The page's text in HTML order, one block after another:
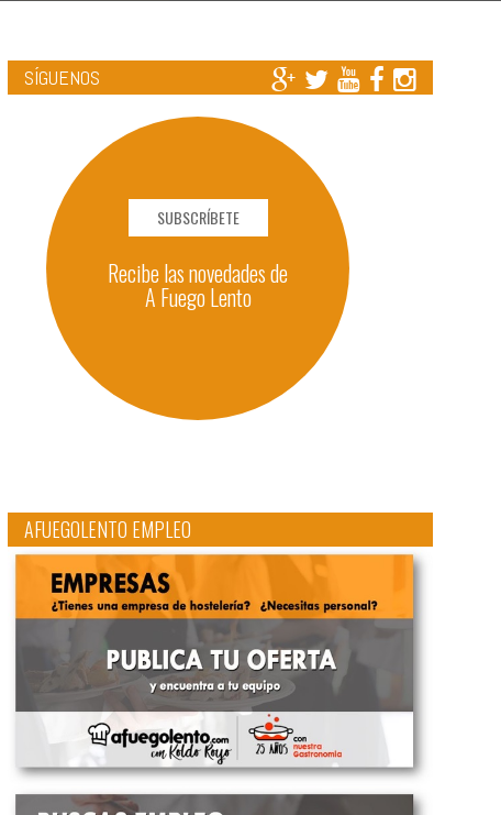
SÍGUENOS
SUBSCRÍBETE
Recibe las novedades de
A Fuego Lento
AFUEGOLENTO EMPLEO